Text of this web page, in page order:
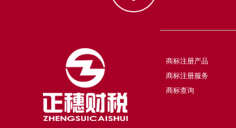
商标注册产品
商标注册服务
商标查询